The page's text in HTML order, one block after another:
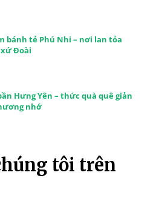
bánh tẻ Phú Nhi – nơi lan tỏa
xứ Đoài
Hưng Yên – thức quà quê giản
nhớ
tôi trên